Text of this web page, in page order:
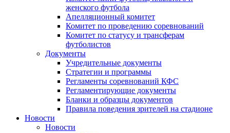
женского футбола
Апелляционный комитет
Комитет по проведению соревнований
Комитет по статусу и трансферам
футболистов
Документы
Учредительные документы
Стратегии и программы
Регламенты соревнований КФС
Регламентирующие документы
Бланки и образцы документов
Правила поведения зрителей на стадионе
Новости
Новости